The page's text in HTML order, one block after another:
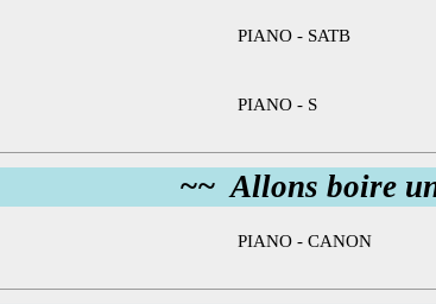
PIANO - SATB
PIANO - S
~~ Allons boire
PIANO - CANON